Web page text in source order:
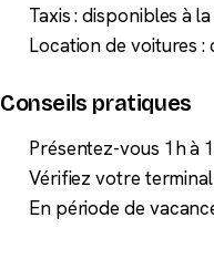
Taxis : disponibles à
Location de voitures
Conseils pratiques
Présentez-vous 1h à
Vérifiez votre
En période de